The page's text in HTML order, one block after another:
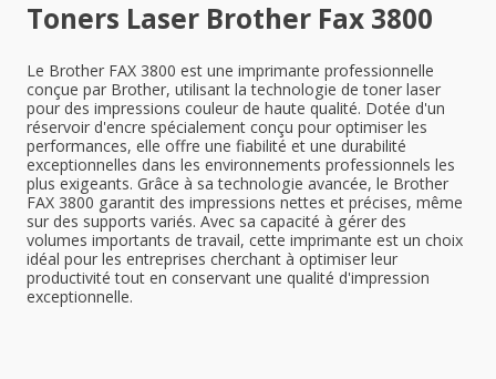
Toners Laser Brother Fax 3800
Le Brother FAX 3800 est une imprimante professionnelle
conçue par Brother, utilisant la technologie de toner laser
pour des impressions couleur de haute qualité. Dotée d'un
réservoir d'encre spécialement conçu pour optimiser les
performances, elle offre une fiabilité et une durabilité
exceptionnelles dans les environnements professionnels les
plus exigeants. Grâce à sa technologie avancée, le Brother
FAX 3800 garantit des impressions nettes et précises, même
sur des supports variés. Avec sa capacité à gérer des
volumes importants de travail, cette imprimante est un choix
idéal pour les entreprises cherchant à optimiser leur
productivité tout en conservant une qualité d'impression
exceptionnelle.